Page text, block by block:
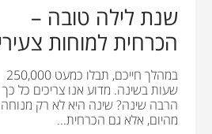
שנת לילה טובה –
הכרחית למוחות
במהלך חייכם, תבלו כמעט 250,000
שעות בשינה. מדוע אנו צריכים כל כך
הרבה שינה? שינה היא לא רק מנוחה
מהיום, אלא גם הכרחית...